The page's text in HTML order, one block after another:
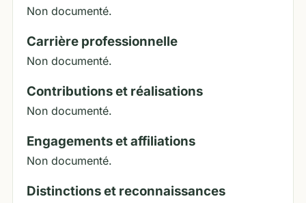
Non documenté.
Carrière professionnelle
Non documenté.
Contributions et réalisations
Non documenté.
Engagements et affiliations
Non documenté.
Distinctions et reconnaissances